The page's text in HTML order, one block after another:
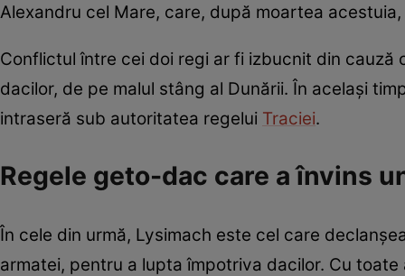
Alexandru cel Mare, care, după moartea
Conflictul între cei doi regi ar fi izbucnit din
dacilor, de pe malul stâng al Dunării. În același
intraseră sub autoritatea regelui Traciei.
Regele geto-dac care a învins
În cele din urmă, Lysimach este cel care
armatei, pentru a lupta împotriva dacilor. Cu